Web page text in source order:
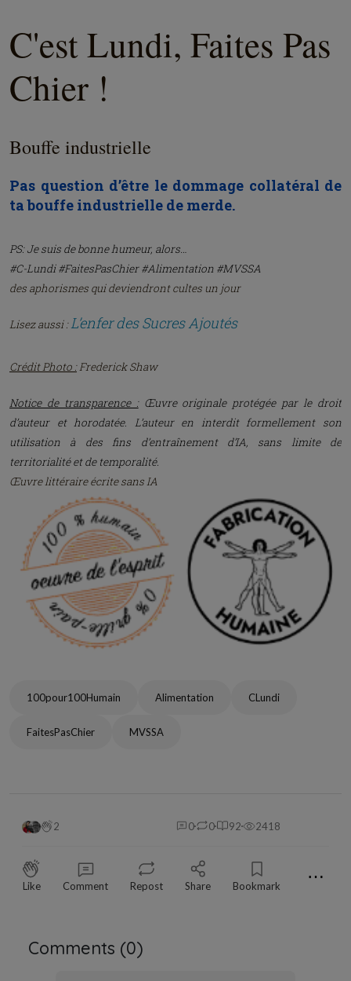
C'est Lundi, Faites Pas
Chier !
Bouffe industrielle
Pas question d’être le dommage collatéral de
ta bouffe industrielle de merde.
PS: Je suis de bonne humeur, alors…
#C-Lundi #FaitesPasChier #Alimentation #MVSSA
des aphorismes qui deviendront cultes un jour
Lisez aussi :L’enfer des Sucres Ajoutés
Crédit Photo :Frederick Shaw
Notice de transparence :Œuvre originale protégée par le droit
d’auteur et horodatée. L’auteur en interdit formellement son
utilisation à des fins d’entraînement d’IA, sans limite de
territorialité et de temporalité.
Œuvre littéraire écrite sans IA
100pour100Humain Alimentation CLundi
FaitesPasChier MVSSA
2 0 0 92 2418
Like Comment Repost Share Bookmark ⋯
Comments (0)